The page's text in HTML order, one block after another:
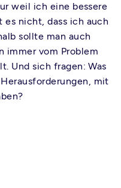
weil ich eine bessere
es nicht, dass ich auch
sollte man auch
immer vom Problem
Und sich fragen: Was
mit